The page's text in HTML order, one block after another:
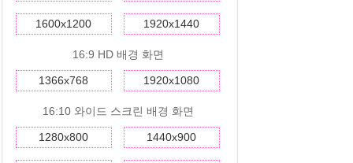
1600x1200 1920x1440
16:9 HD 배경 화면
1366x768 1920x1080
16:10 와이드 스크린 배경 화면
1280x800 1440x900